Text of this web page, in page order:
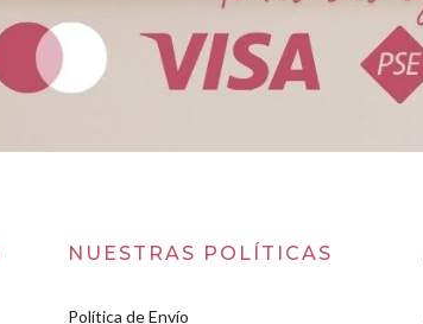
NUESTRAS POLÍTICAS
Política de Envío